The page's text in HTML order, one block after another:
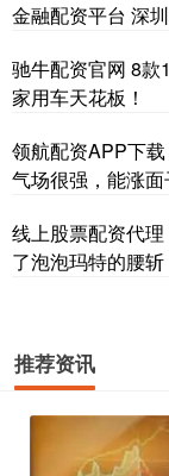
金融配资平台 深
驰牛配资官网 8款
家用车天花板！
领航配资APP下
气场很强，能涨面
线上股票配资代
了泡泡玛特的腰斩
推荐资讯